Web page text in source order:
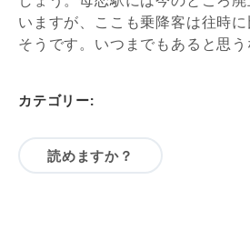
いますが、ここも乗降客は往時
そうです。いつまでもあると思う
カテゴリー:
読めますか？